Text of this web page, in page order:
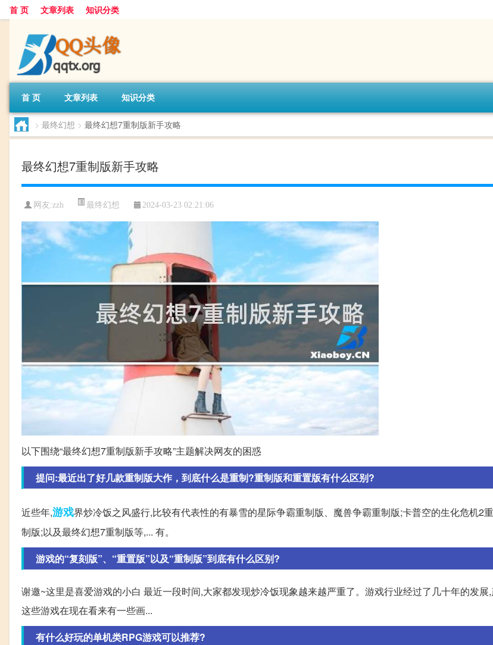
首 页 文章列表 知识分类
首 页 文章列表 知识分类
> 最终幻想 > 最终幻想7重制版新手攻略
最终幻想7重制版新手攻略
网友:zzh 最终幻想 2024-03-23 02:21:06
以下围绕“最终幻想7重制版新手攻略”主题解决网友的困惑
提问:最近出了好几款重制版大作，到底什么是重制?重制版和重置版有什么区别?
近些年,游戏界炒冷饭之风盛行,比较有代表性的有暴雪的星际争霸重制版、魔兽争霸重制版;卡普空的生化危机2
制版;以及最终幻想7重制版等,... 有。
游戏的“复刻版”、“重置版”以及“重制版”到底有什么区别?
谢邀~这里是喜爱游戏的小白 最近一段时间,大家都发现炒冷饭现象越来越严重了。游戏行业经过了几十年的发展
这些游戏在现在看来有一些画...
有什么好玩的单机类RPG游戏可以推荐?